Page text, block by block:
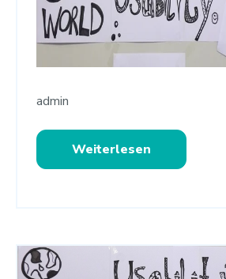
admin
Weiterlesen